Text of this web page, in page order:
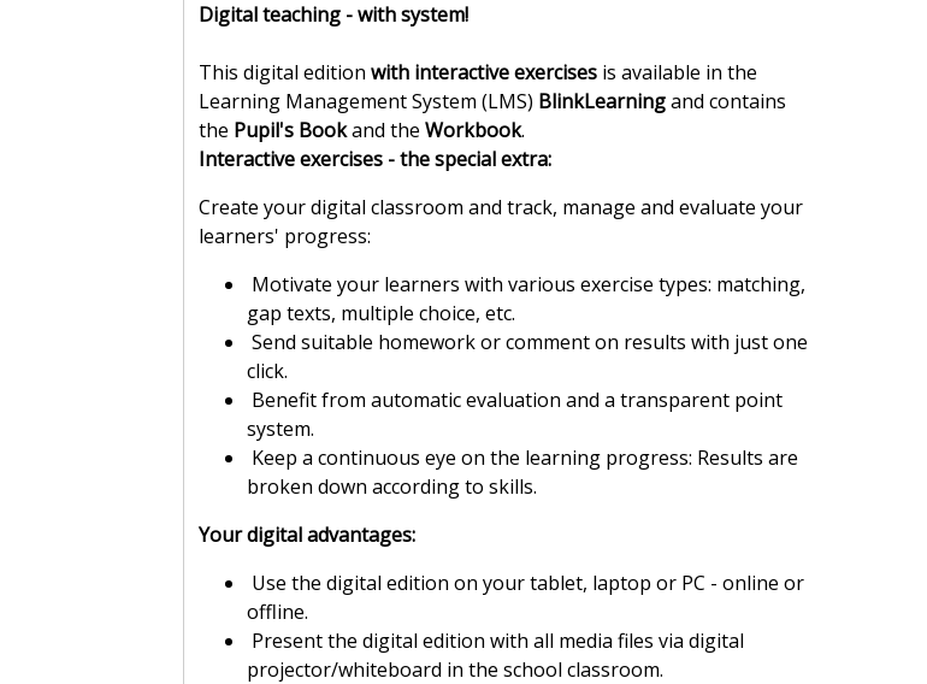
Digital teaching - with system!
This digital edition with interactive exercises is available in the
Learning Management System (LMS) BlinkLearningand contains
the Pupil's Bookand the Workbook.
Interactive exercises - the special extra:
Create your digital classroom and track, manage and evaluate your
learners' progress:
Motivate your learners with various exercise types: matching,
gap texts, multiple choice, etc.
Send suitable homework or comment on results with just one
click.
Benefit from automatic evaluation and a transparent point
system.
Keep a continuous eye on the learning progress: Results are
broken down according to skills.
Your digital advantages:
Use the digital edition on your tablet, laptop or PC - online or
offline.
Present the digital edition with all media files via digital
projector/whiteboard in the school classroom.